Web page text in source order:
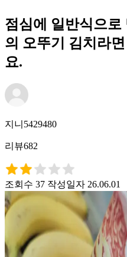
점심에 일반식으로
의 오뚜기 김치라
요.
지니5429480
리뷰682
조회수 37 작성일자 26.06.01